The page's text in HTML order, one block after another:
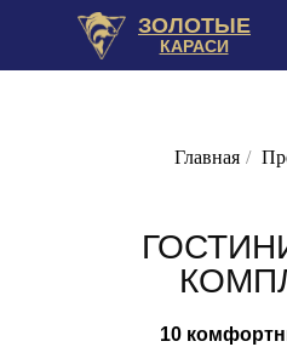
ЗОЛОТЫЕ
КАРАСИ
Главная /
10